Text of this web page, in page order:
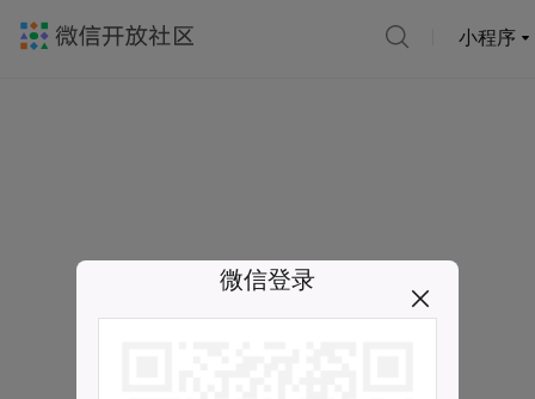
小程序
微信登录